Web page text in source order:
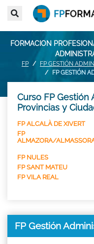
FORMACION
FP
FP GESTIÓN
FP GESTIÓN
Curso FP Gestión
Provincias y
FP ALCALÀ DE XIVERT
FP
ALMAZORA/
FP NULES
FP SANT MATEU
FP VILA REAL
FP Gestión